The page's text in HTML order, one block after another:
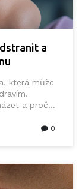
a
která může
a proč
0